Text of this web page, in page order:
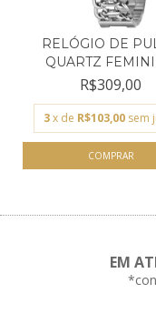
RELÓGIO DE
QUARTZ
LINCE L...
R$309,00
3 x de R$103,00 sem
EM